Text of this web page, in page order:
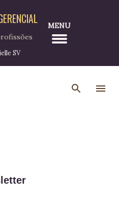
principal
SV
MENU